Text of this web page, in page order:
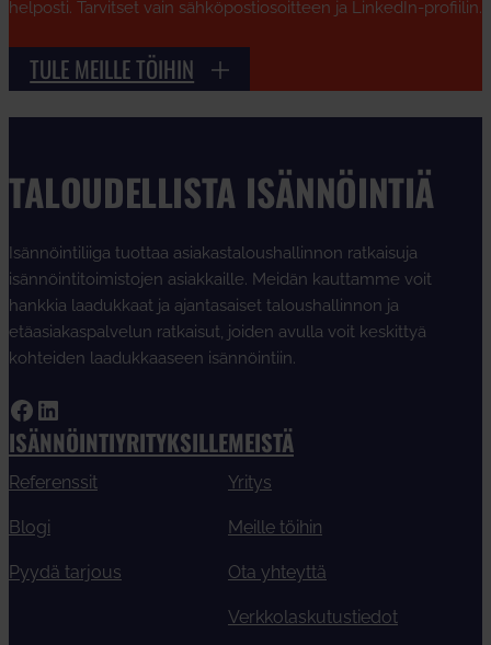
helposti. Tarvitset vain sähköpostiosoitteen ja LinkedIn-profiilin.
TULE MEILLE TÖIHIN
TALOUDELLISTA ISÄNNÖINTIÄ
Isännöintiliiga tuottaa asiakastaloushallinnon ratkaisuja
isännöintitoimistojen asiakkaille. Meidän kauttamme voit
hankkia laadukkaat ja ajantasaiset taloushallinnon ja
etäasiakaspalvelun ratkaisut, joiden avulla voit keskittyä
kohteiden laadukkaaseen isännöintiin.
Facebook LinkedIn
ISÄNNÖINTIYRITYKSILLE
Referenssit
Blogi
Pyydä tarjous
MEISTÄ
Yritys
Meille töihin
Ota yhteyttä
Verkkolaskutustiedot